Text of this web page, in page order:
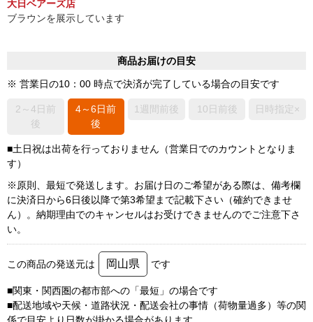
大日ベアーズ店
ブラウンを展示しています
商品お届けの目安
※ 営業日の10：00 時点で決済が完了している場合の目安です
2～4日前
後
4～6日前
後
1週間前後 10日前後 日時指定×
■土日祝は出荷を行っておりません（営業日でのカウントとなりま
す）
※原則、最短で発送します。お届け日のご希望がある際は、備考欄
に決済日から6日後以降で第3希望まで記載下さい（確約できませ
ん）。納期理由でのキャンセルはお受けできませんのでご注意下さ
い。
この商品の発送元は 岡山県 です
■関東・関西圏の都市部への「最短」の場合です
■配送地域や天候・道路状況・配送会社の事情（荷物量過多）等の関